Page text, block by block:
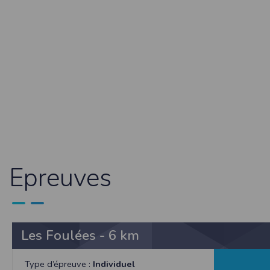
Epreuves
Les Foulées - 6 km
Type d’épreuve : Individuel
organisationnelles appropriées ont été
peuvent accéder aux données
Droit applicable
Tant le présent site que les modalités et
éventuelle, et après l’échec de toute